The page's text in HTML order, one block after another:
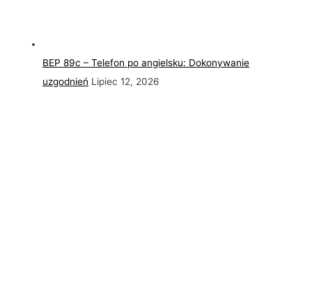
BEP 89c – Telefon po angielsku: Dokonywanie
uzgodnień Lipiec 12, 2026